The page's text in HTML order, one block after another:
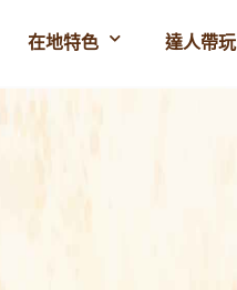
在地特色 達人帶玩